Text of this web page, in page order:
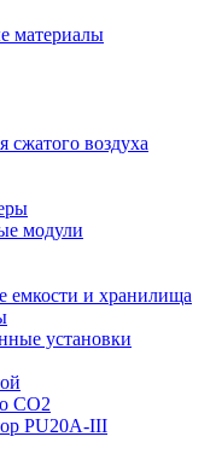
материалы
сжатого воздуха
модули
емкости и хранилища
установки
CO2
PU20A-III